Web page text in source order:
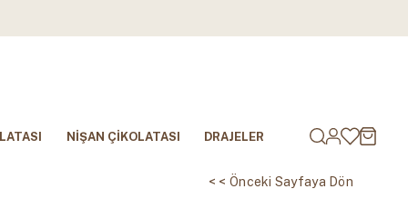
NİŞAN ÇİKOLATASI DRAJELER
< < Önceki Sayfaya Dön